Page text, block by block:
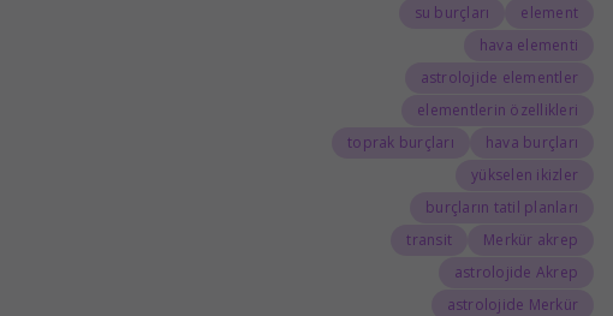
element
su burçları
hava elementi
astrolojide elementler
elementlerin özellikleri
hava burçları
toprak burçları
yükselen ikizler
burçların tatil planları
Merkür akrep
transit
astrolojide Akrep
astrolojide Merkür